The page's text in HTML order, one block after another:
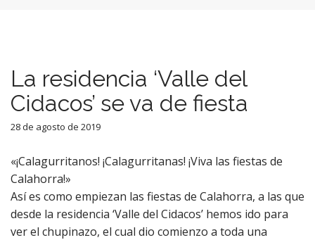
La residencia ‘Valle del
Cidacos’ se va de fiesta
28 de agosto de 2019
«¡Calagurritanos! ¡Calagurritanas! ¡Viva las fiestas de
Calahorra!»
Así es como empiezan las fiestas de Calahorra, a las que
desde la residencia ‘Valle del Cidacos’ hemos ido para
ver el chupinazo, el cual dio comienzo a toda una